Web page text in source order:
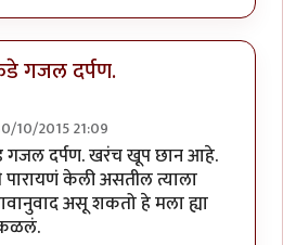
गजल दर्पण.
10/2015 21:09
byमाधुरी विनायक
गजल दर्पण. खरंच खूप छान आहे.
पारायणं केली असतील त्याला
असू शकतो हे मला ह्या